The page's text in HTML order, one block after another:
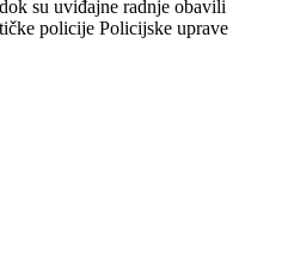
su uviđajne radnje obavili
policije Policijske uprave